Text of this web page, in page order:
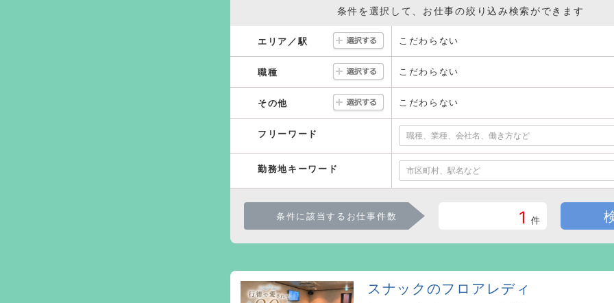
条件を選択して、お仕事の絞り込み検索ができます
エリア／駅 こだわらない
職種 こだわらない
その他 こだわらない
フリーワード
勤務地キーワード
条件に該当するお仕事件数 1 件
スナックのフロアレディ